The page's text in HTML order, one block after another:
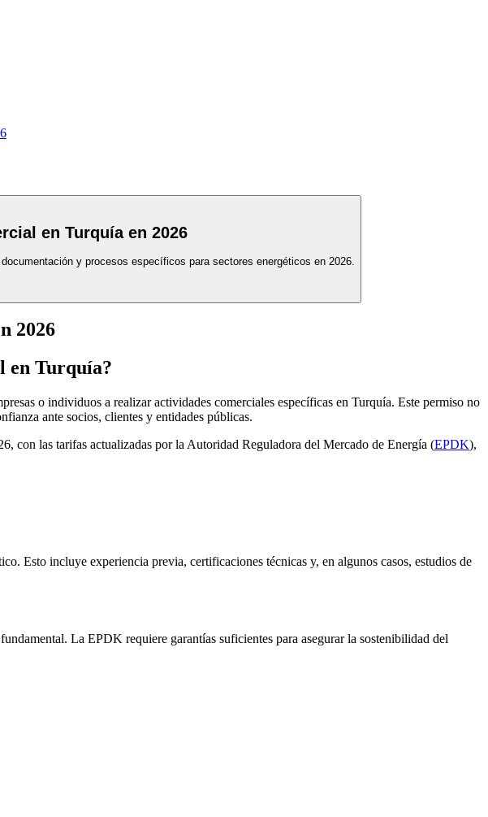
en Turquía en 2026
y procesos específicos para sectores energéticos en 2026.
2026
en Turquía?
o individuos a realizar actividades comerciales específicas en Turquía. Este permiso no
ante socios, clientes y entidades públicas.
con las tarifas actualizadas por la Autoridad Reguladora del Mercado de Energía (EPDK),
Esto incluye experiencia previa, certificaciones técnicas y, en algunos casos, estudios de
La EPDK requiere garantías suficientes para asegurar la sostenibilidad del